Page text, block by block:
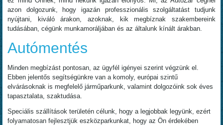
azon dolgozunk, hogy igazán professzionális szolgáltatást tudjunk
nyújtani, kiváló árakon, azoknak, kik megbíznak szakembereink
tudásában, cégünk munkamoráljában és az általunk kínált árakban.
Autómentés
Minden megbízást pontosan, az ügyfél igényei szerint végzünk el.
Ebben jelentős segítségünkre van a komoly, európai szintű
elvárásoknak is megfelelő járműparkunk, valamint dolgozóink sok éves
tapasztalata, szaktudása.
Speciális szállítások területén célunk, hogy a legjobbak legyünk, ezért
folyamatosan fejlesztjük eszközparkunkat, hogy az Ön érdekében